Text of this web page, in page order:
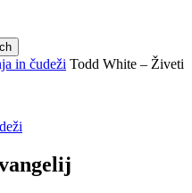
in čudeži Todd White – Živeti